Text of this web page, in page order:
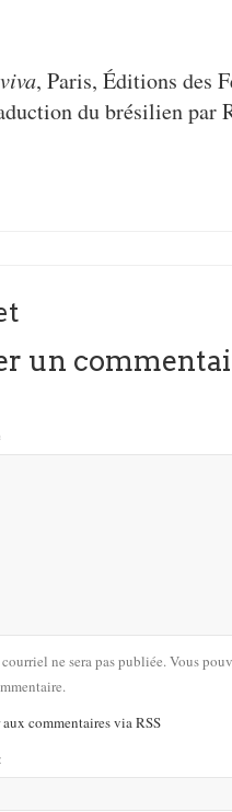
, Paris, Éditions des
du brésilien par
un
courriel ne sera pas publiée. Vous
commentaires via RSS
: